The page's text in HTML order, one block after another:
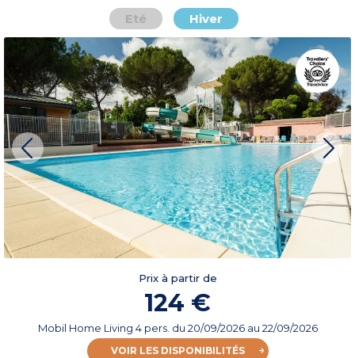
Eté Hiver
Prix à partir de
124 €
Mobil Home Living 4 pers. du 20/09/2026au 22/09/2026
VOIR LES DISPONIBILITÉS